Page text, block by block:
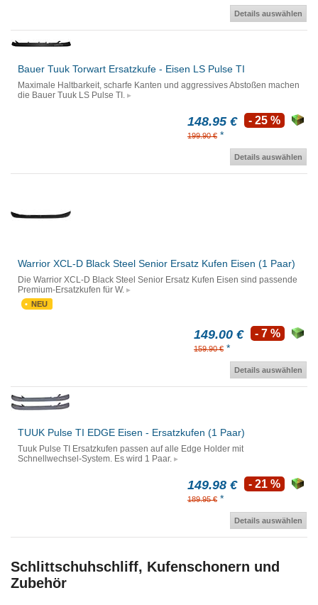
Details auswählen
Bauer Tuuk Torwart Ersatzkufe - Eisen LS Pulse TI
Maximale Haltbarkeit, scharfe Kanten und aggressives Abstoßen machen
die Bauer Tuuk LS Pulse TI.
148.95 €
199.90 € *
- 25 %
Details auswählen
Warrior XCL-D Black Steel Senior Ersatz Kufen Eisen (1 Paar)
Die Warrior XCL-D Black Steel Senior Ersatz Kufen Eisen sind passende
Premium-Ersatzkufen für W.
NEU
149.00 €
159.90 € *
- 7 %
Details auswählen
TUUK Pulse TI EDGE Eisen - Ersatzkufen (1 Paar)
Tuuk Pulse TI Ersatzkufen passen auf alle Edge Holder mit
Schnellwechsel-System. Es wird 1 Paar.
149.98 €
189.95 € *
- 21 %
Details auswählen
Schlittschuhschliff, Kufenschonern und
Zubehör